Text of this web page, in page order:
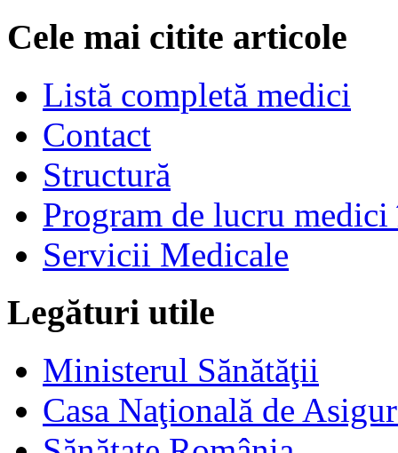
Cele mai citite articole
Listă completă medici
Contact
Structură
Program de lucru
Servicii Medicale
Legături utile
Ministerul Sănătăţii
Casa Naţională de